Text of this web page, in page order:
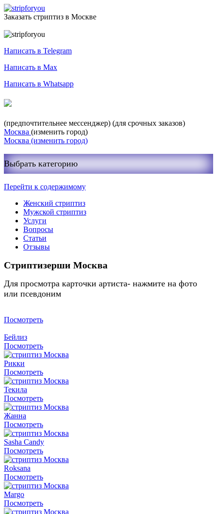
Заказать стриптиз в Москве
Написать в Telegram
Написать в Max
Написать в Whatsapp
(предпочтительнее мессенджер) (для срочных заказов)
Москва (изменить город)
Москва (изменить город)
Выбрать категорию
Перейти к содержимому
Женский стриптиз
Мужской стриптиз
Услуги
Вопросы
Статьи
Отзывы
Стриптизерши Москва
Для просмотра карточки артиста- нажмите на фото
или псевдоним
Посмотреть
Бейлиз
Посмотреть
Рикки
Посмотреть
Текила
Посмотреть
Жанна
Посмотреть
Sasha Candy
Посмотреть
Roksana
Посмотреть
Margo
Посмотреть